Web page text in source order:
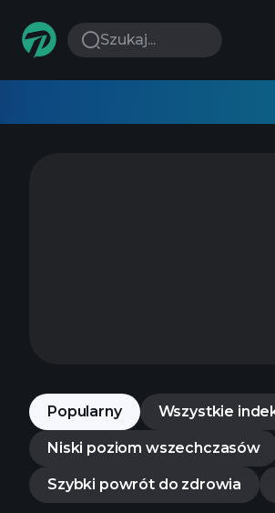
Szukaj...
Popularny Wszystkie
Niski poziom wszechczasów
Szybki powrót do zdrowia